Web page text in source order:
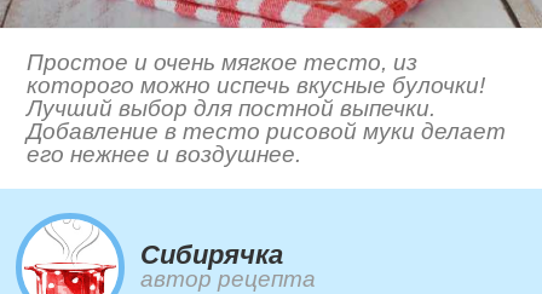
Простое и очень мягкое тесто, из
которого можно испечь вкусные булочки!
Лучший выбор для постной выпечки.
Добавление в тесто рисовой муки делает
его нежнее и воздушнее.
Сибирячка
автор рецепта